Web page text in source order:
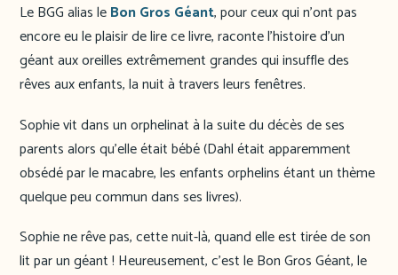
Le BGG alias leBon Gros Géant, pour ceux qui n’ont pas
encore eu le plaisir de lire ce livre, raconte l’histoire d’un
géant aux oreilles extrêmement grandes qui insuffle des
rêves aux enfants, la nuit à travers leurs fenêtres.
Sophie vit dans un orphelinat à la suite du décès de ses
parents alors qu’elle était bébé (Dahl était apparemment
obsédé par le macabre, les enfants orphelins étant un thème
quelque peu commun dans ses livres).
Sophie ne rêve pas, cette nuit-là, quand elle est tirée de son
lit par un géant ! Heureusement, c’est le Bon Gros Géant, le